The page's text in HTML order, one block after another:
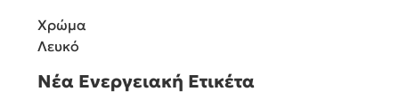
Χρώμα
Λευκό
Νέα Ενεργειακή Ετικέτα